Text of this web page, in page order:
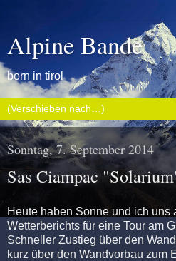
Alpine Bande
born in tirol
Sonntag, 7. September 2014
Sas Ciampac
Heute haben Sonne und ich uns
Wetterberichts für eine Tour am
Schneller Zustieg über den
kurz über den Wandvorbau zum